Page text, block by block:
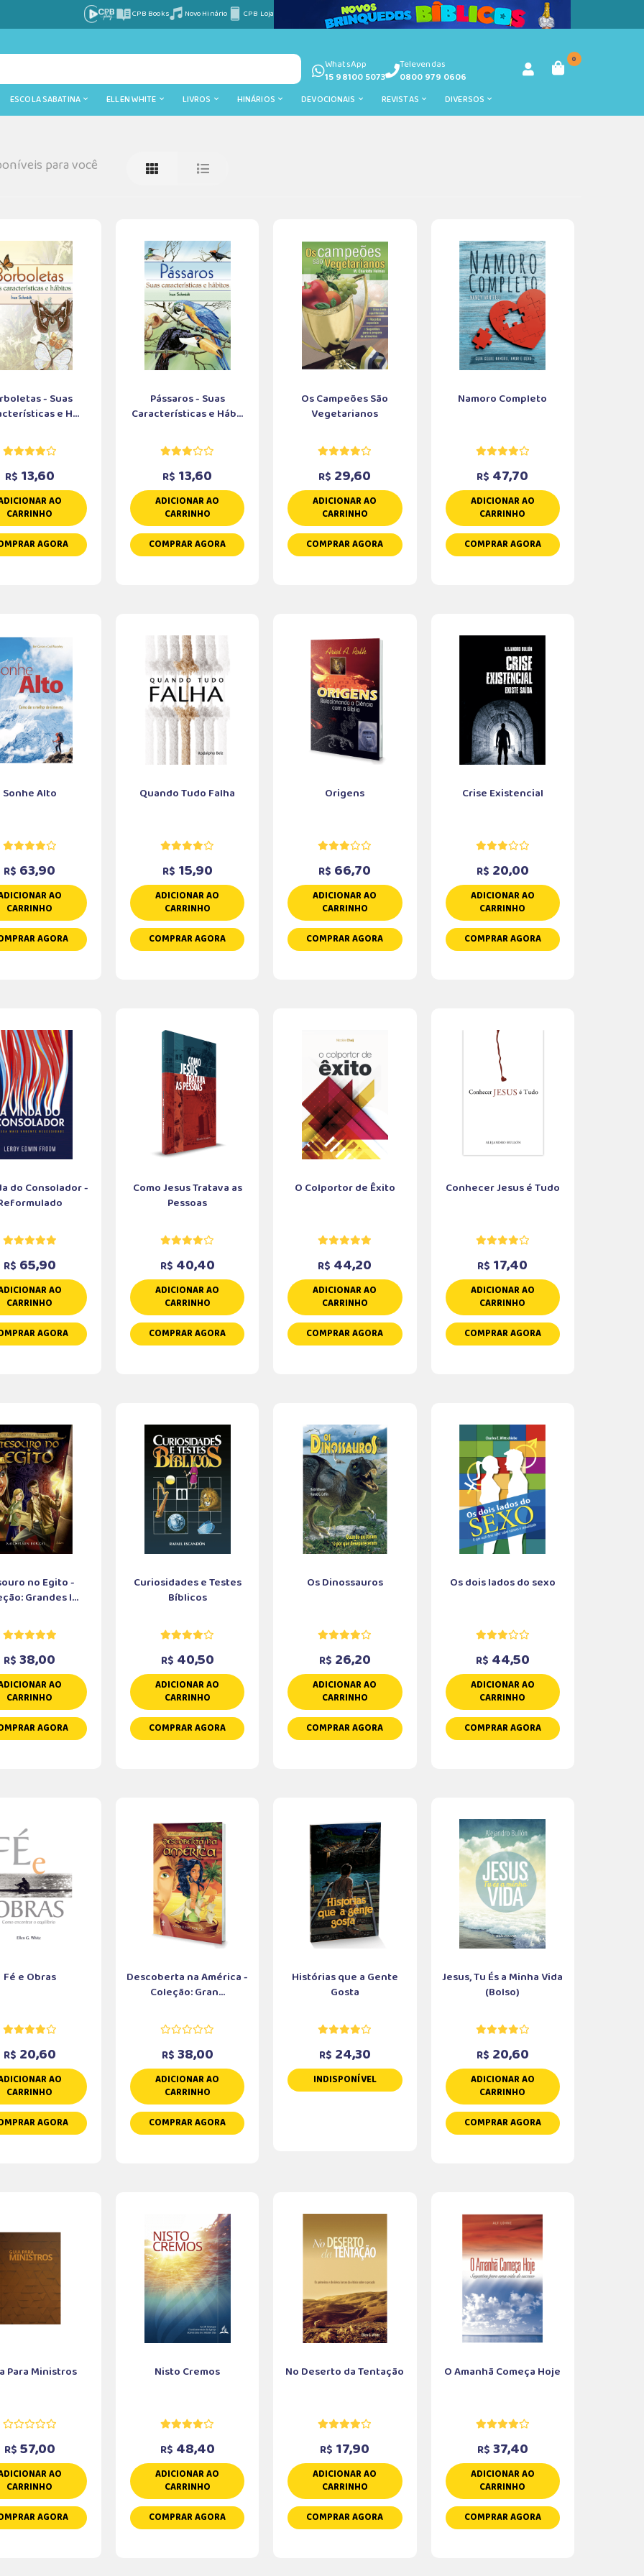
CPB Books Novo Hinário CPB Loja
WhatsApp
15 98100 5073
Televendas
0800 979 0606
0
ESCOLA SABATINA ELLEN WHITE LIVROS HINÁRIOS DEVOCIONAIS REVISTAS DIVERSOS
para você
- Suas
e H...
R$ 13,60
AO
CARRINHO
AGORA
Pássaros - Suas
Características e Háb...
R$ 13,60
ADICIONAR AO
CARRINHO
COMPRAR AGORA
Os Campeões São
Vegetarianos
R$ 29,60
ADICIONAR AO
CARRINHO
COMPRAR AGORA
Namoro Completo
R$ 47,70
ADICIONAR AO
CARRINHO
COMPRAR AGORA
Sonhe Alto
R$ 63,90
AO
CARRINHO
AGORA
Quando Tudo Falha
R$ 15,90
ADICIONAR AO
CARRINHO
COMPRAR AGORA
Origens
R$ 66,70
ADICIONAR AO
CARRINHO
COMPRAR AGORA
Crise Existencial
R$ 20,00
ADICIONAR AO
CARRINHO
COMPRAR AGORA
do Consolador -
R$ 65,90
AO
CARRINHO
AGORA
Como Jesus Tratava as
Pessoas
R$ 40,40
ADICIONAR AO
CARRINHO
COMPRAR AGORA
O Colportor de Êxito
R$ 44,20
ADICIONAR AO
CARRINHO
COMPRAR AGORA
Conhecer Jesus é Tudo
R$ 17,40
ADICIONAR AO
CARRINHO
COMPRAR AGORA
no Egito -
Grandes I...
R$ 38,00
AO
CARRINHO
AGORA
Curiosidades e Testes
Bíblicos
R$ 40,50
ADICIONAR AO
CARRINHO
COMPRAR AGORA
Os Dinossauros
R$ 26,20
ADICIONAR AO
CARRINHO
COMPRAR AGORA
Os dois lados do sexo
R$ 44,50
ADICIONAR AO
CARRINHO
COMPRAR AGORA
Fé e Obras
R$ 20,60
AO
CARRINHO
AGORA
Descoberta na América -
Coleção: Gran...
R$ 38,00
ADICIONAR AO
CARRINHO
COMPRAR AGORA
Histórias que a Gente
Gosta
R$ 24,30
INDISPONÍVEL
Jesus, Tu És a Minha Vida
(Bolso)
R$ 20,60
ADICIONAR AO
CARRINHO
COMPRAR AGORA
Para Ministros
R$ 57,00
AO
CARRINHO
AGORA
Nisto Cremos
R$ 48,40
ADICIONAR AO
CARRINHO
COMPRAR AGORA
No Deserto da Tentação
R$ 17,90
ADICIONAR AO
CARRINHO
COMPRAR AGORA
O Amanhã Começa Hoje
R$ 37,40
ADICIONAR AO
CARRINHO
COMPRAR AGORA